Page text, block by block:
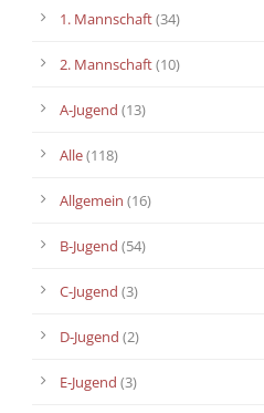
1. Mannschaft(34)
2. Mannschaft(10)
A-Jugend (13)
Alle(118)
Allgemein (16)
B-Jugend (54)
C-Jugend (3)
D-Jugend (2)
E-Jugend (3)